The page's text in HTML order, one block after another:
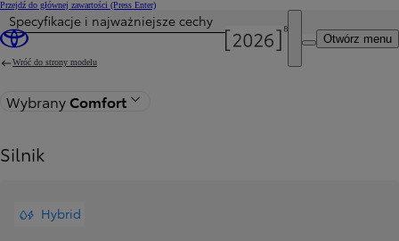
Przejdź do głównej zawartości (Press Enter)
Otwórz menu
Specyfikacje i najważniejsze cechy
Wróć do strony modelu
WybranyComfort
Silnik
Hybrid